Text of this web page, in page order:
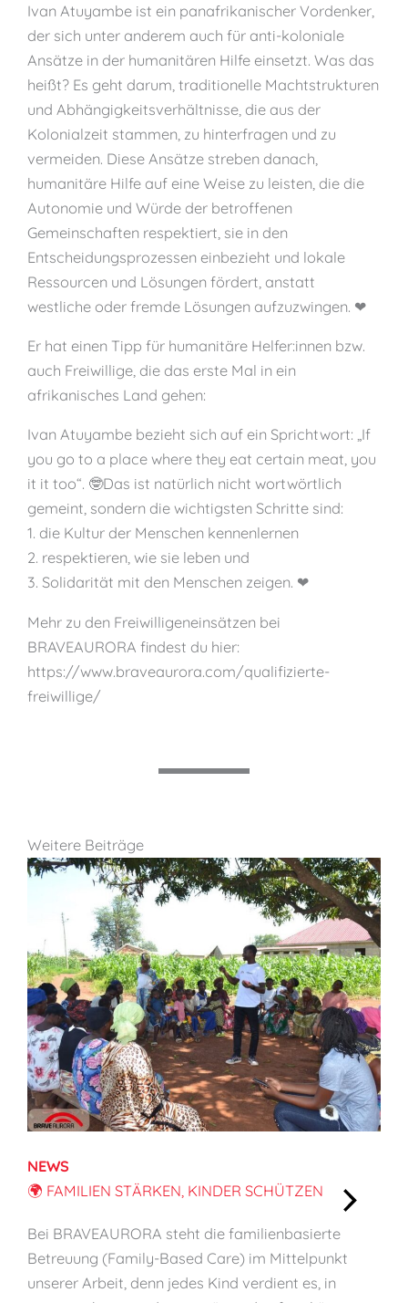
Ivan Atuyambe ist ein panafrikanischer Vordenker,
der sich unter anderem auch für anti-koloniale
Ansätze in der humanitären Hilfe einsetzt. Was das
heißt? Es geht darum, traditionelle Machtstrukturen
und Abhängigkeitsverhältnisse, die aus der
Kolonialzeit stammen, zu hinterfragen und zu
vermeiden. Diese Ansätze streben danach,
humanitäre Hilfe auf eine Weise zu leisten, die die
Autonomie und Würde der betroffenen
Gemeinschaften respektiert, sie in den
Entscheidungsprozessen einbezieht und lokale
Ressourcen und Lösungen fördert, anstatt
westliche oder fremde Lösungen aufzuzwingen. ❤
Er hat einen Tipp für humanitäre Helfer:innen bzw.
auch Freiwillige, die das erste Mal in ein
afrikanisches Land gehen:
Ivan Atuyambe bezieht sich auf ein Sprichtwort: „If
you go to a place where they eat certain meat, you
it it too“. 🤓Das ist natürlich nicht wortwörtlich
gemeint, sondern die wichtigsten Schritte sind:
1. die Kultur der Menschen kennenlernen
2. respektieren, wie sie leben und
3. Solidarität mit den Menschen zeigen. ❤
Mehr zu den Freiwilligeneinsätzen bei
BRAVEAURORA findest du hier:
https://www.braveaurora.com/qualifizierte-
freiwillige/
Weitere Beiträge
NEWS
🌍 FAMILIEN STÄRKEN, KINDER SCHÜTZEN
Bei BRAVEAURORA steht die familienbasierte
Betreuung (Family-Based Care) im Mittelpunkt
unserer Arbeit, denn jedes Kind verdient es, in